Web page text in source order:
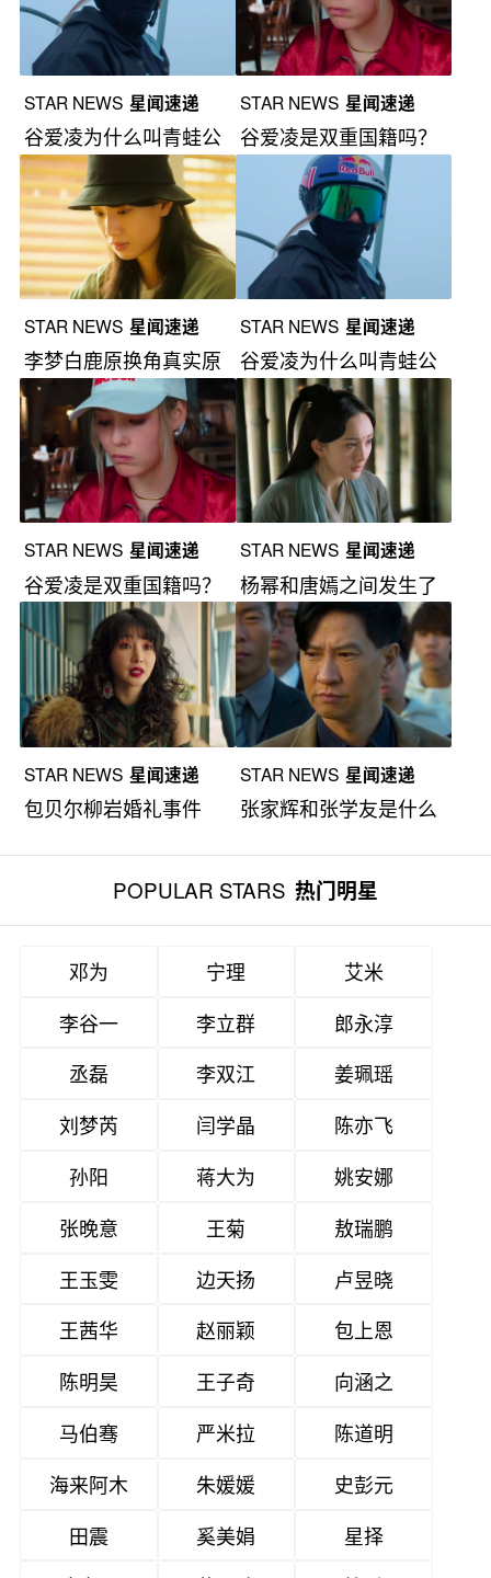
STAR NEWS 星闻速递
谷爱凌为什么叫青蛙公
主？
STAR NEWS 星闻速递
谷爱凌是双重国籍吗？
STAR NEWS 星闻速递
李梦白鹿原换角真实原
因
STAR NEWS 星闻速递
谷爱凌为什么叫青蛙公
主？
STAR NEWS 星闻速递
谷爱凌是双重国籍吗？
STAR NEWS 星闻速递
杨幂和唐嫣之间发生了
什么事情？
STAR NEWS 星闻速递
包贝尔柳岩婚礼事件
STAR NEWS 星闻速递
张家辉和张学友是什么
POPULAR STARS 热门明星
邓为 宁理
艾米
李谷一
李立群
郎永淳
丞磊
李双江
姜珮瑶
刘梦芮
闫学晶
陈亦飞
孙阳
蒋大为
姚安娜
张晚意
王菊
敖瑞鹏
王玉雯
边天扬
卢昱晓
王茜华
赵丽颖
包上恩
陈明昊
王子奇
向涵之
马伯骞
严米拉
陈道明
海来阿木
朱媛媛
史彭元
田震
奚美娟
星择